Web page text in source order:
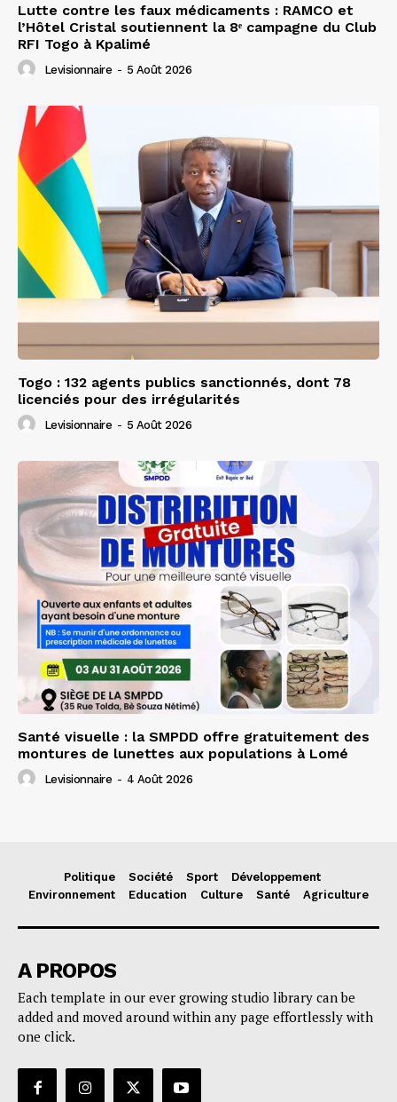
Lutte contre les faux médicaments : RAMCO et
l’Hôtel Cristal soutiennent la 8ᵉ campagne du Club
RFI Togo à Kpalimé
Levisionnaire - 5 Août 2026
Togo : 132 agents publics sanctionnés, dont 78
licenciés pour des irrégularités
Levisionnaire - 5 Août 2026
Santé visuelle : la SMPDD offre gratuitement des
montures de lunettes aux populations à Lomé
Levisionnaire - 4 Août 2026
Politique Société Sport
Développement
Environnement
Education Culture Santé Agriculture
A PROPOS
Each template in our ever growing studio library can be
added and moved around within any page effortlessly with
one click.